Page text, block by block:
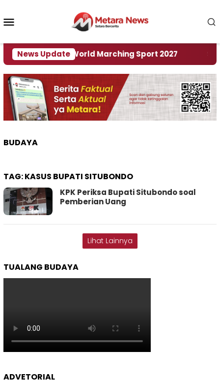
konten
News Update
Rumah World Marching Sport 2027 ‎Soal
BUDAYA
TAG:KASUS BUPATI SITUBONDO
KPK Periksa Bupati Situbondo soal
Pemberian Uang
Lihat Lainnya
TUALANG BUDAYA
ADVETORIAL